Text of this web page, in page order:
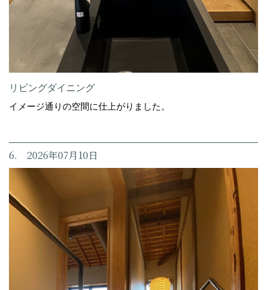
リビングダイニング
イメージ通りの空間に仕上がりました。
6. 2026年07月10日